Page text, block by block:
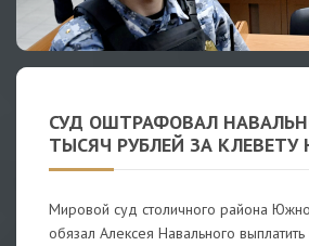
СУД ОШТРАФОВАЛ
ТЫСЯЧ РУБЛЕЙ ЗА КЛЕВЕТУ
Мировой суд столичного района
обязал Алексея Навального